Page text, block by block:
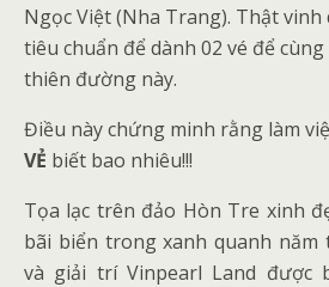
Ngọc Việt (Nha Trang). Thật
tiêu chuẩn để dành 02 vé để
thiên đường này.
Điều này chứng minh rằng làm
VẺ biết bao nhiêu!!!
Tọa lạc trên đảo Hòn Tre xinh
bãi biển trong xanh quanh
và giải trí Vinpearl Land được